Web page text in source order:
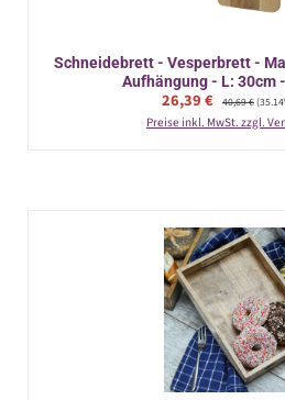
Schneidebrett - Vesperbrett -
Aufhängung - L: 30cm
Verkaufspreis:
26,39 € Regulärer
40,69 €
Preise inkl. MwSt. zzgl.